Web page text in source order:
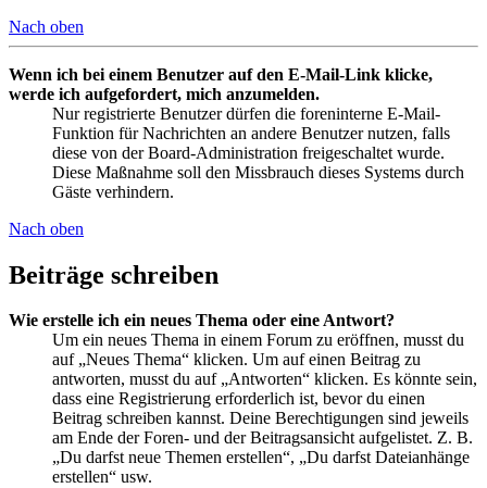
Nach oben
Wenn ich bei einem Benutzer auf den E-Mail-Link klicke,
werde ich aufgefordert, mich anzumelden.
Nur registrierte Benutzer dürfen die foreninterne E-Mail-
Funktion für Nachrichten an andere Benutzer nutzen, falls
diese von der Board-Administration freigeschaltet wurde.
Diese Maßnahme soll den Missbrauch dieses Systems durch
Gäste verhindern.
Nach oben
Beiträge schreiben
Wie erstelle ich ein neues Thema oder eine Antwort?
Um ein neues Thema in einem Forum zu eröffnen, musst du
auf „Neues Thema“ klicken. Um auf einen Beitrag zu
antworten, musst du auf „Antworten“ klicken. Es könnte sein,
dass eine Registrierung erforderlich ist, bevor du einen
Beitrag schreiben kannst. Deine Berechtigungen sind jeweils
am Ende der Foren- und der Beitragsansicht aufgelistet. Z. B.
„Du darfst neue Themen erstellen“, „Du darfst Dateianhänge
erstellen“ usw.